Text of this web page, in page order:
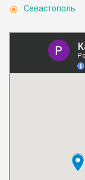
Севастополь